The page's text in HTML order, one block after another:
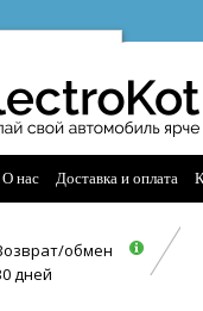
О нас Доставка и оплата
обмен
дней